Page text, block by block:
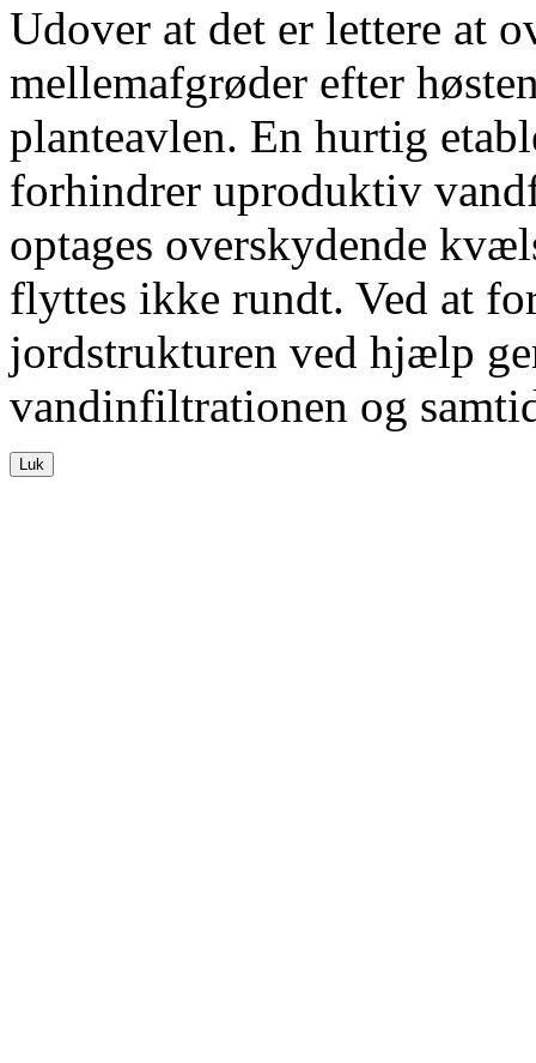
Udover at det er lettere at
mellemafgrøder efter
planteavlen. En hurtig
forhindrer uproduktiv
optages overskydende
flyttes ikke rundt. Ved at
jordstrukturen ved hjælp
vandinfiltrationen og
Luk